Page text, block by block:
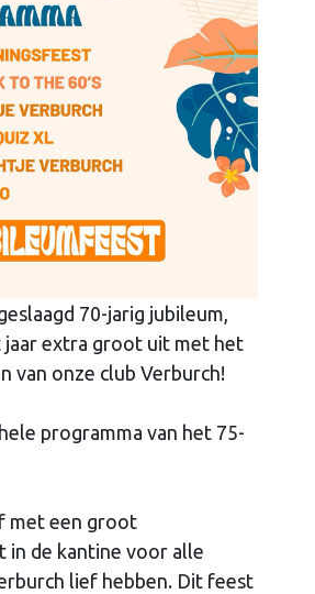
70-jarig jubileum,
jaar extra groot uit met het
van onze club Verburch!
programma van het 75-
met een groot
in de kantine voor alle
lief hebben. Dit feest